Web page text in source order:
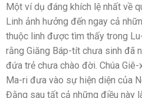
Một ví dụ đáng khích lệ nhất về
Linh ảnh hưởng đến ngay cả
thuộc linh được tìm thấy trong
rằng Giăng Báp-tít chưa sinh đã
đứa trẻ chưa chào đời. Chúa
Ma-ri đưa vào sự hiện diện của
Đằng sau tất cả những điều này